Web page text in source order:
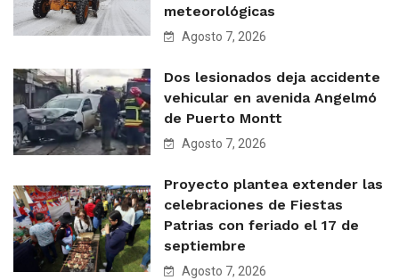
meteorológicas
Agosto 7, 2026
Dos lesionados deja accidente
vehicular en avenida Angelmó
de Puerto Montt
Agosto 7, 2026
Proyecto plantea extender las
celebraciones de Fiestas
Patrias con feriado el 17 de
septiembre
Agosto 7, 2026